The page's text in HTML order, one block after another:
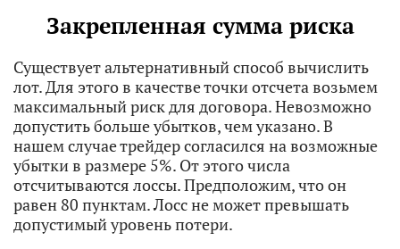
Закрепленная сумма риска
Существует альтернативный способ вычислить
лот. Для этого в качестве точки отсчета возьмем
максимальный риск для договора. Невозможно
допустить больше убытков, чем указано. В
нашем случае трейдер согласился на возможные
убытки в размере 5%. От этого числа
отсчитываются лоссы. Предположим, что он
равен 80 пунктам. Лосс не может превышать
допустимый уровень потери.